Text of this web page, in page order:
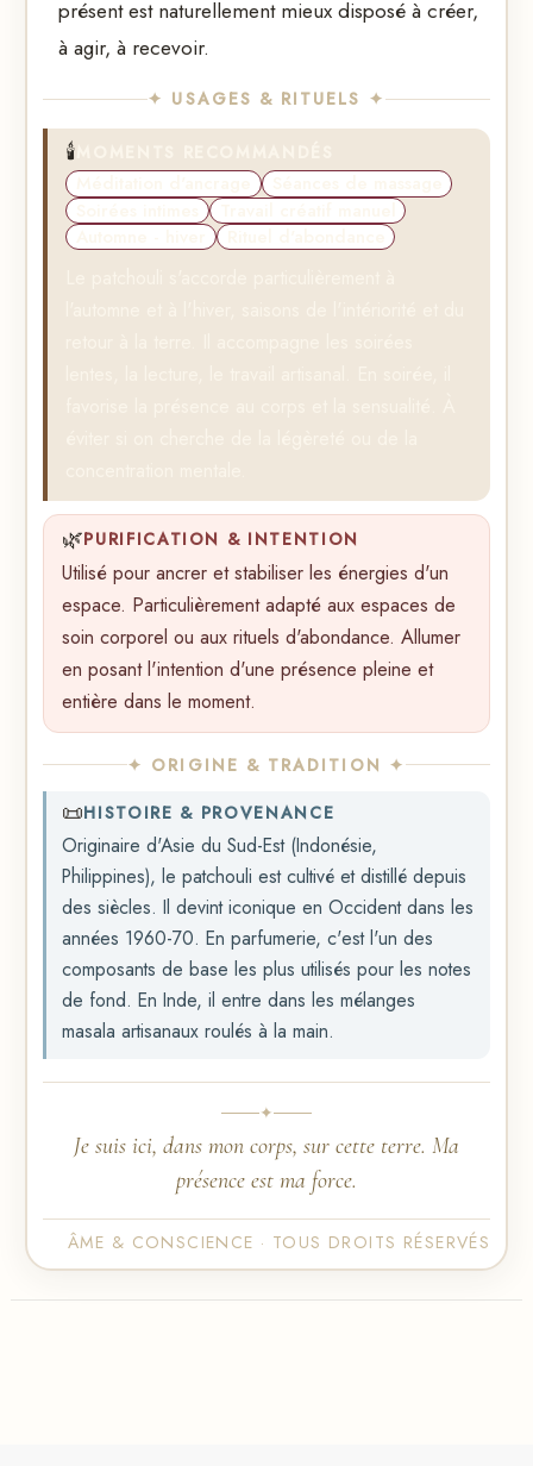
présent est naturellement mieux disposé à créer,
à agir, à recevoir.
✦ USAGES & RITUELS ✦
🕯️
🌿PURIFICATION & INTENTION
Utilisé pour ancrer et stabiliser les énergies d'un
espace. Particulièrement adapté aux espaces de
soin corporel ou aux rituels d'abondance. Allumer
en posant l'intention d'une présence pleine et
entière dans le moment.
✦ ORIGINE & TRADITION ✦
📜HISTOIRE & PROVENANCE
Originaire d'Asie du Sud-Est (Indonésie,
Philippines), le patchouli est cultivé et distillé depuis
des siècles. Il devint iconique en Occident dans les
années 1960-70. En parfumerie, c'est l'un des
composants de base les plus utilisés pour les notes
de fond. En Inde, il entre dans les mélanges
masala artisanaux roulés à la main.
✦
Je suis ici, dans mon corps, sur cette terre. Ma
présence est ma force.
ÂME & CONSCIENCE · TOUS DROITS RÉSERVÉS